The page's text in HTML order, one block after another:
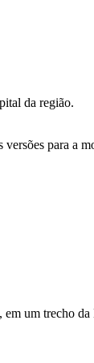
da região.
para a
em um trecho